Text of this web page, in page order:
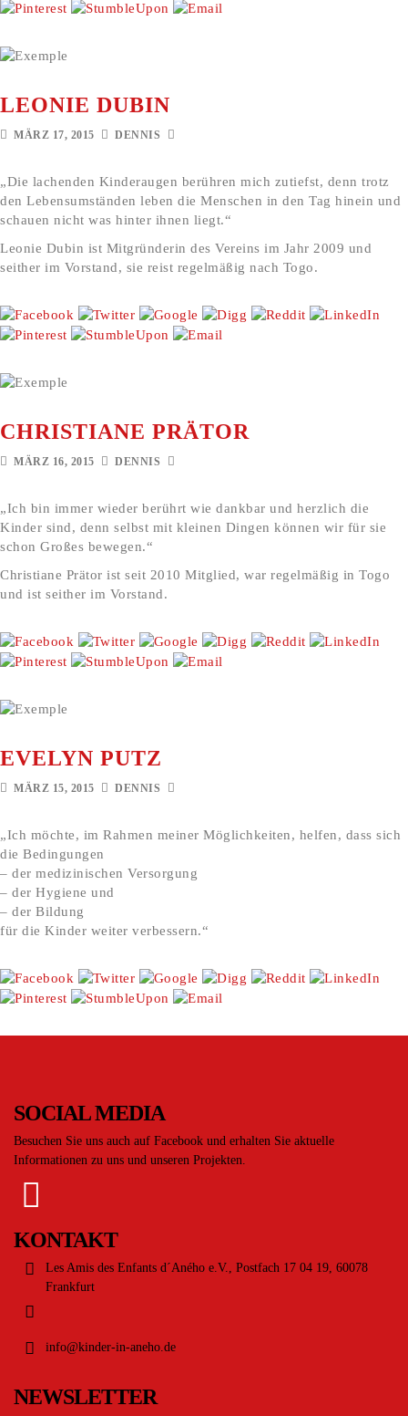
LEONIE DUBIN
MÄRZ 17, 2015 DENNIS
„Die lachenden Kinderaugen berühren mich zutiefst, denn trotz
den Lebensumständen leben die Menschen in den Tag hinein und
schauen nicht was hinter ihnen liegt.“
Leonie Dubin ist Mitgründerin des Vereins im Jahr 2009 und
seither im Vorstand, sie reist regelmäßig nach Togo.
CHRISTIANE PRÄTOR
MÄRZ 16, 2015 DENNIS
„Ich bin immer wieder berührt wie dankbar und herzlich die
Kinder sind, denn selbst mit kleinen Dingen können wir für sie
schon Großes bewegen.“
Christiane Prätor ist seit 2010 Mitglied, war regelmäßig in Togo
und ist seither im Vorstand.
EVELYN PUTZ
MÄRZ 15, 2015 DENNIS
„Ich möchte, im Rahmen meiner Möglichkeiten, helfen, dass sich
die Bedingungen
– der medizinischen Versorgung
– der Hygiene und
– der Bildung
für die Kinder weiter verbessern.“
SOCIAL MEDIA
Besuchen Sie uns auch auf Facebook und erhalten Sie aktuelle
Informationen zu uns und unseren Projekten.
KONTAKT
Les Amis des Enfants d´Aného e.V., Postfach 17 04 19, 60078
Frankfurt
info@kinder-in-aneho.de
NEWSLETTER